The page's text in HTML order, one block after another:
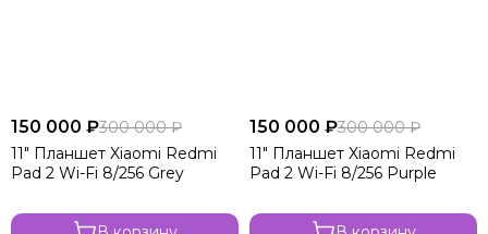
150 000 ₽300 000 ₽
11" Планшет Xiaomi Redmi
Pad 2 Wi-Fi 8/256 Grey
150 000 ₽300 000 ₽
11" Планшет Xiaomi Redmi
Pad 2 Wi-Fi 8/256 Purple